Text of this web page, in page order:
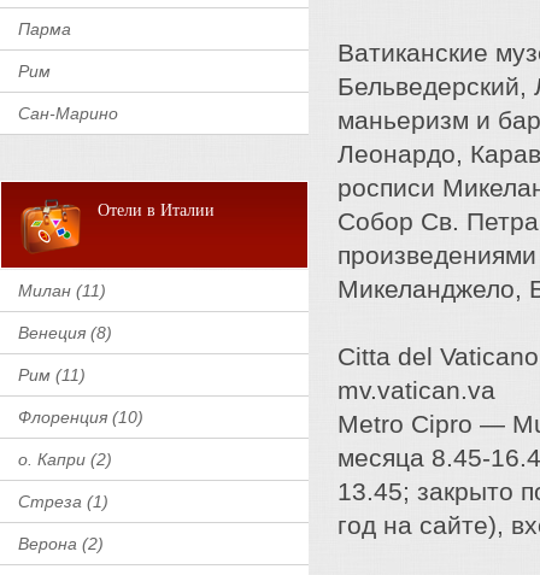
Парма
Рим
Сан-Марино
Отели в Италии
Милан (11)
Венеция (8)
Рим (11)
Флоренция (10)
о. Капри (2)
Стреза (1)
Верона (2)
Ватиканские
Бельведерский,
маньеризм и
Леонардо,
росписи
Собор Св.
Микеланджело,
Citta del
mv.vatican.va
Metro Cipro —
месяца 8.45-
13.45; закрыто
год на сайте),